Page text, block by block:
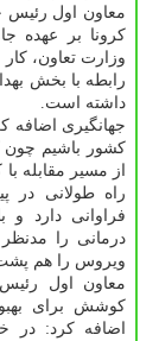
معاون اول رئیس
کرونا بر عهده
وزارت تعاون،
رابطه با بخش
داشته است.
جهانگیری اضافه
کشور باشیم چون
از مسیر مقابله با
راه طولانی در
فراوانی دارد و
درمانی را مدنظر
ویروس را هم
معاون اول
کوشش برای
اضافه کرد: در